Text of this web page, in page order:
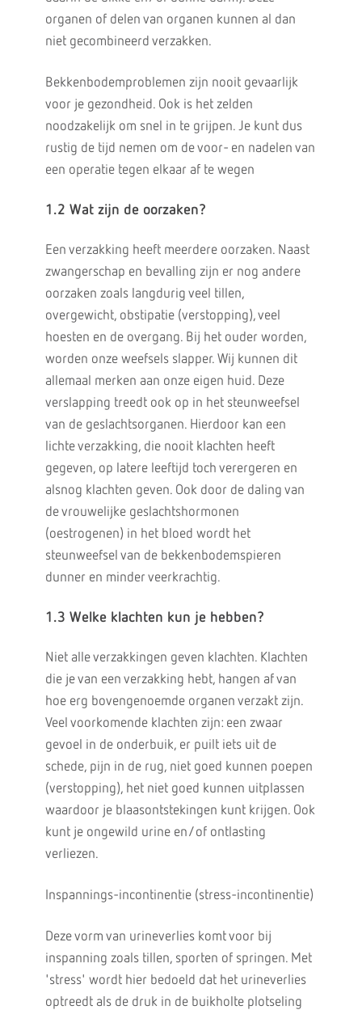
organen of delen van organen kunnen al dan
niet gecombineerd verzakken.
Bekkenbodemproblemen zijn nooit gevaarlijk
voor je gezondheid. Ook is het zelden
noodzakelijk om snel in te grijpen. Je kunt dus
rustig de tijd nemen om de voor- en nadelen van
een operatie tegen elkaar af te wegen
1.2 Wat zijn de oorzaken?
Een verzakking heeft meerdere oorzaken. Naast
zwangerschap en bevalling zijn er nog andere
oorzaken zoals langdurig veel tillen,
overgewicht, obstipatie (verstopping), veel
hoesten en de overgang. Bij het ouder worden,
worden onze weefsels slapper. Wij kunnen dit
allemaal merken aan onze eigen huid. Deze
verslapping treedt ook op in het steunweefsel
van de geslachtsorganen. Hierdoor kan een
lichte verzakking, die nooit klachten heeft
gegeven, op latere leeftijd toch verergeren en
alsnog klachten geven. Ook door de daling van
de vrouwelijke geslachtshormonen
(oestrogenen) in het bloed wordt het
steunweefsel van de bekkenbodemspieren
dunner en minder veerkrachtig.
1.3 Welke klachten kun je hebben?
Niet alle verzakkingen geven klachten. Klachten
die je van een verzakking hebt, hangen af van
hoe erg bovengenoemde organen verzakt zijn.
Veel voorkomende klachten zijn: een zwaar
gevoel in de onderbuik, er puilt iets uit de
schede, pijn in de rug, niet goed kunnen poepen
(verstopping), het niet goed kunnen uitplassen
waardoor je blaasontstekingen kunt krijgen. Ook
kunt je ongewild urine en/of ontlasting
verliezen.
Inspannings-incontinentie (stress-incontinentie)
Deze vorm van urineverlies komt voor bij
inspanning zoals tillen, sporten of springen. Met
'stress' wordt hier bedoeld dat het urineverlies
optreedt als de druk in de buikholte plotseling